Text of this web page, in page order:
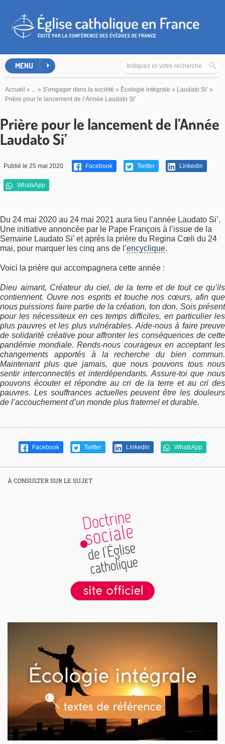
MENU
Accueil » ... » S’engager dans la société » Écologie intégrale » Laudato Si’ »
Prière pour le lancement de l’Année Laudato Si’
Prière pour le lancement de l’Année
Laudato Si’
Publié le 25 mai 2020 Facebook Twitter Linkedin
WhatsApp
Du 24 mai 2020 au 24 mai 2021 aura lieu l’année Laudato Si’.
Une initiative annoncée par le Pape François à l’issue de la
Semaine Laudato Si’ et après la prière du Regina Cœli du 24
mai, pour marquer les cinq ans de l’encyclique.
Voici la prière qui accompagnera cette année :
Dieu aimant, Créateur du ciel, de la terre et de tout ce qu’ils
contiennent. Ouvre nos esprits et touche nos cœurs, afin que
nous puissions faire partie de la création, ton don. Sois présent
pour les nécessiteux en ces temps difficiles, en particulier les
plus pauvres et les plus vulnérables. Aide-nous à faire preuve
de solidarité créative pour affronter les conséquences de cette
pandémie mondiale. Rends-nous courageux en acceptant les
changements apportés à la recherche du bien commun.
Maintenant plus que jamais, que nous pouvons tous nous
sentir interconnectés et interdépendants. Assure-toi que nous
pouvons écouter et répondre au cri de la terre et au cri des
pauvres. Les souffrances actuelles peuvent être les douleurs
de l’accouchement d’un monde plus fraternel et durable.
Facebook Twitter Linkedin WhatsApp
À CONSULTER SUR LE SUJET